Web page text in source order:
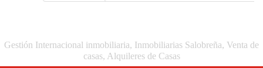
Gestión Internacional inmobiliaria, Inmobiliarias Salobreña, Venta de
casas, Alquileres de Casas